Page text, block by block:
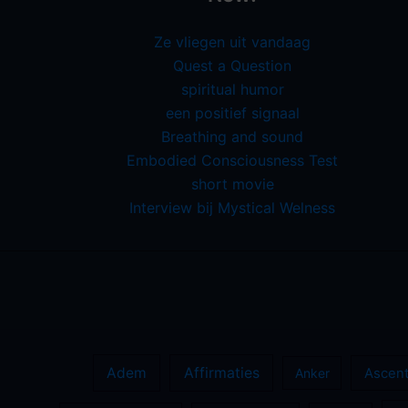
Ze vliegen uit vandaag
Quest a Question
spiritual humor
een positief signaal
Breathing and sound
Embodied Consciousness Test
short movie
Interview bij Mystical Welness
Adem Affirmaties Anker